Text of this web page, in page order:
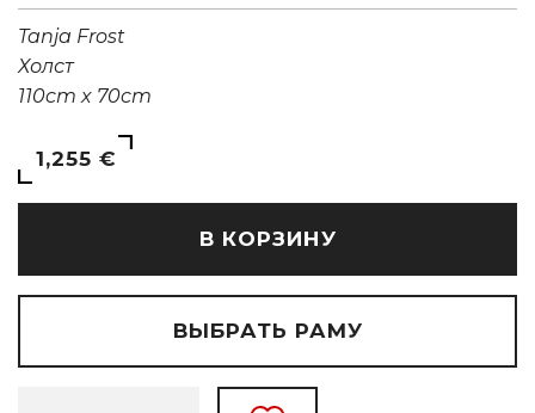
Tanja Frost
Холст
110cm x 70cm
1,255 €
В КОРЗИНУ
ВЫБРАТЬ РАМУ